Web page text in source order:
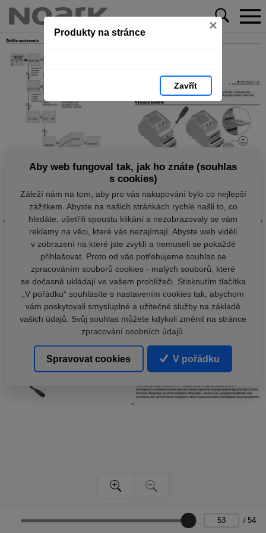
Produkty na stránce ×
Zavřít
/ 54
Aby web fungoval tak, jak ho znáte (souhlas
s cookies)
Záleží nám na tom, aby pro vás nakupování bylo co nejlepší
zážitkem. Abyste na našich stránkách rychle našli to, co
hledáte, ušetřili spoustu klikání a nezobrazovaly se vám
reklamy na věci, které vás nezajímají. Abyste web viděli
v zobrazení na které jste zvyklí a nemuseli se pokaždé
přihlašovat. Proto od vás potřebujeme souhlas se
zpracováním souborů cookies - malých souborů, které
se dočasně ukládají ve vašem prohlížeči. Stisknutím tlačítka
„V pořádku“ souhlasíte s nastavením cookies tak, abychom
vám poskytovali smysluplné a užitečné služby na základě
vašich údajů. Svůj souhlas můžete kdykoli změnit na stránce
zpracování osobních údajů.
Spravovat cookies V pořádku